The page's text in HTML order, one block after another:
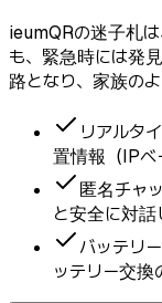
ieumQRの迷子札
も、緊急時には発
路となり、家族の
リアルタ
置情報（IPベ
匿名チャ
と安全に対話
バッテリ
ッテリー交換